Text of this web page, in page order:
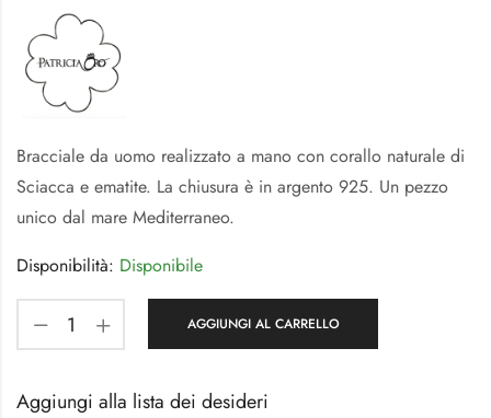
Bracciale da uomo realizzato a mano con corallo naturale di
Sciacca e ematite. La chiusura è in argento 925. Un pezzo
unico dal mare Mediterraneo.
Disponibilità: Disponibile
AGGIUNGI AL CARRELLO
Aggiungi alla lista dei desideri